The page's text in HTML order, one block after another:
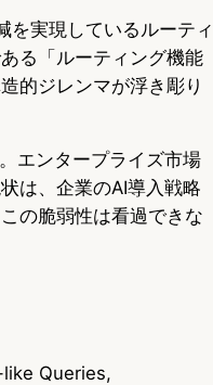
を実現しているルーティ
る「ルーティング機能
的ジレンマが浮き彫り
エンタープライズ市場
は、企業のAI導入戦略
の脆弱性は看過できな
Queries,